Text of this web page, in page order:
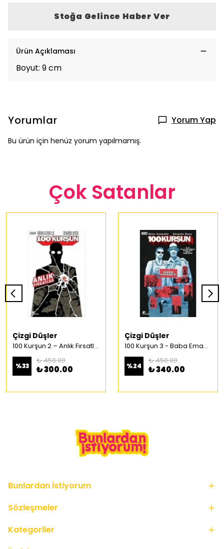
Stoğa Gelince Haber Ver
Ürün Açıklaması
Boyut: 9 cm
Yorumlar Yorum Yap
Bu ürün için henüz yorum yapılmamış.
Çok Satanlar
Çizgi Düşler
100 Kurşun 2 – Anlık Fırsatlar Türkçe Çizgi Roman
%33
₺ 450.00
₺ 300.00
Çizgi Düşler
100 Kurşun 3 - Baba Emaneti Türkçe Çizgi Roman
%24
₺ 450.00
₺ 340.00
Bunlardan İstiyorum
Sözleşmeler
Kategoriler